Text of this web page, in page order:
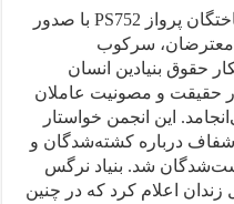
هم‌زمان، انجمن خانواده‌های جان‌باختگان پرواز PS752 با صدور
معترضان، سرکوب
حقوق بنیادین انسان
حقیقت و مصونیت عاملان
این انجمن خواستار
درباره کشته‌شدگان و
شد. بنیاد نرگس
زندان اعلام کرد که در چنین